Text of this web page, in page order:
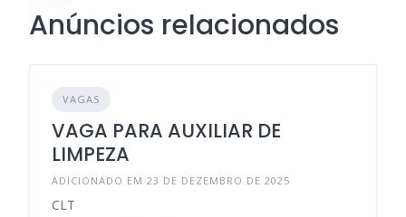
Anúncios relacionados
VAGAS
VAGA PARA AUXILIAR DE
LIMPEZA
ADICIONADO EM 23 DE DEZEMBRO DE 2025
CLT